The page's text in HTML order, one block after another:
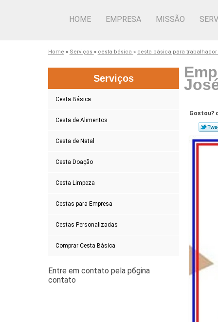
HOME EMPRESA MISSÃO
Home » Serviços » cesta básica » cesta básica para trabalhador
Serviços
Cesta Básica
Cesta de Alimentos
Cesta de Natal
Cesta Doação
Cesta Limpeza
Cestas para Empresa
Cestas Personalizadas
Comprar Cesta Básica
Gostou?